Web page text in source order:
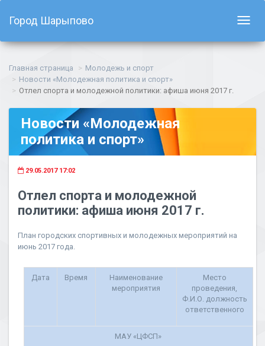
Город Шарыпово
Главная страница
Молодежь и спорт
Новости «Молодежная политика и спорт»
Отлел спорта и молодежной политики: афиша июня 2017 г.
Новости «Молодежная
политика и спорт»
29.05.2017 17:02
Отлел спорта и молодежной
политики: афиша июня 2017 г.
План городских спортивных и молодежных мероприятий на
июнь 2017 года.
Дата Время
Наименование
мероприятия
Место
проведения,
Ф.И.О. должность
ответственного
МАУ «ЦФСП»